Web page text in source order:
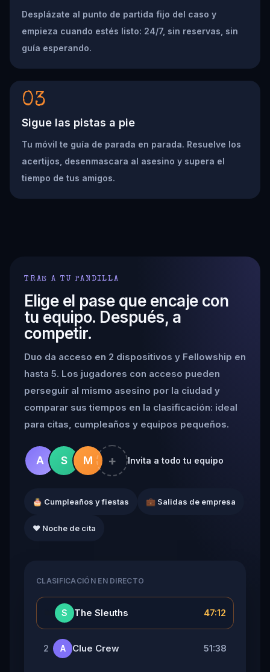
Desplázate al punto de partida fijo del caso y
empieza cuando estés listo: 24/7, sin reservas, sin
guía esperando.
03
Sigue las pistas a pie
Tu móvil te guía de parada en parada. Resuelve los
acertijos, desenmascara al asesino y supera el
tiempo de tus amigos.
TRAE A TU PANDILLA
Elige el pase que encaje con
tu equipo. Después, a
competir.
Duo da acceso en 2 dispositivos y Fellowship en
hasta 5. Los jugadores con acceso pueden
perseguir al mismo asesino por la ciudad y
comparar sus tiempos en la clasificación: ideal
para citas, cumpleaños y equipos pequeños.
A S M + Invita a todo tu equipo
🎂 Cumpleaños y fiestas 💼 Salidas de empresa
❤️ Noche de cita
CLASIFICACIÓN EN DIRECTO
S The Sleuths 47:12
2 A Clue Crew 51:38